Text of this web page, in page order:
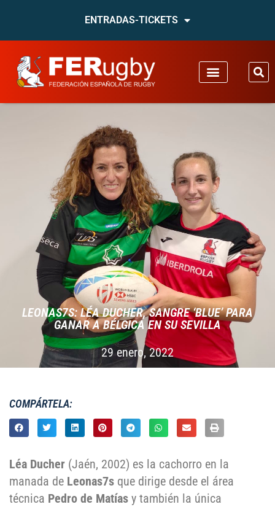
ENTRADAS-TICKETS
LEONAS7S: LÉA DUCHER, SANGRE ‘BLUE’ PARA
GANAR A BÉLGICA EN SU SEVILLA
29 enero, 2022
COMPÁRTELA:
Léa Ducher (Jaén, 2002) es la cachorro en la
manada de Leonas7s que dirige desde el área
técnica Pedro de Matías y también la única